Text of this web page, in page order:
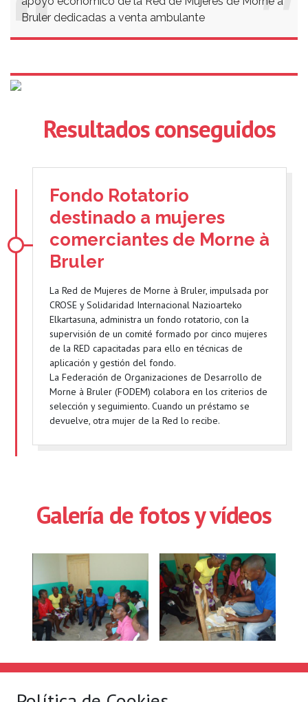
Bruler dedicadas a venta ambulante
Resultados conseguidos
Fondo Rotatorio
destinado a mujeres
comerciantes de Morne à
Bruler
La Red de Mujeres de Morne à Bruler, impulsada por
CROSE y Solidaridad Internacional Nazioarteko
Elkartasuna, administra un fondo rotatorio, con la
supervisión de un comité formado por cinco mujeres
de la RED capacitadas para ello en técnicas de
aplicación y gestión del fondo.
La Federación de Organizaciones de Desarrollo de
Morne à Bruler (FODEM) colabora en los criterios de
selección y seguimiento. Cuando un préstamo se
devuelve, otra mujer de la Red lo recibe.
Galería de fotos y vídeos